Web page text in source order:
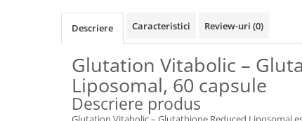
Descriere Caracteristici Review-uri (0)
Glutation Vitabolic –
Liposomal, 60 capsule
Descriere produs